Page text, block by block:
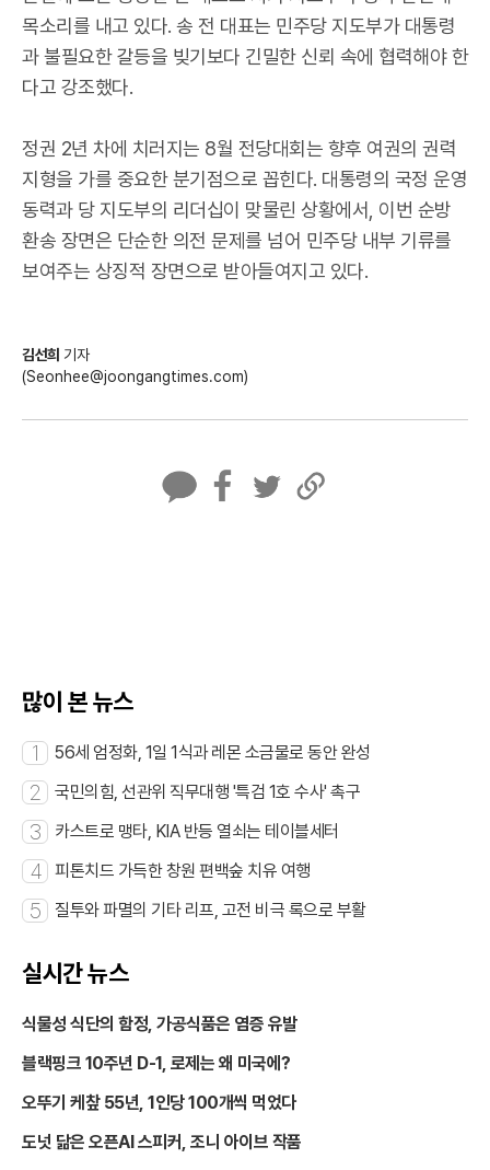
목소리를 내고 있다. 송 전 대표는 민주당 지도부가 대통령
과 불필요한 갈등을 빚기보다 긴밀한 신뢰 속에 협력해야 한
다고 강조했다.
정권 2년 차에 치러지는 8월 전당대회는 향후 여권의 권력
지형을 가를 중요한 분기점으로 꼽힌다. 대통령의 국정 운영
동력과 당 지도부의 리더십이 맞물린 상황에서, 이번 순방
환송 장면은 단순한 의전 문제를 넘어 민주당 내부 기류를
보여주는 상징적 장면으로 받아들여지고 있다.
김선희 기자
(Seonhee@joongangtimes.com)
많이 본 뉴스
1 56세 엄정화, 1일 1식과 레몬 소금물로 동안 완성
2 국민의힘, 선관위 직무대행 '특검 1호 수사' 촉구
3 카스트로 맹타, KIA 반등 열쇠는 테이블세터
4 피톤치드 가득한 창원 편백숲 치유 여행
5 질투와 파멸의 기타 리프, 고전 비극 록으로 부활
실시간 뉴스
식물성 식단의 함정, 가공식품은 염증 유발
블랙핑크 10주년 D-1, 로제는 왜 미국에?
오뚜기 케챂 55년, 1인당 100개씩 먹었다
도넛 닮은 오픈AI 스피커, 조니 아이브 작품